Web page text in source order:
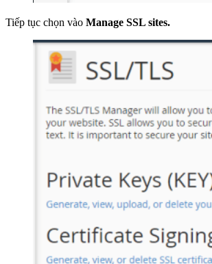
Tiếp tục chọn vào Manage SSL sites.